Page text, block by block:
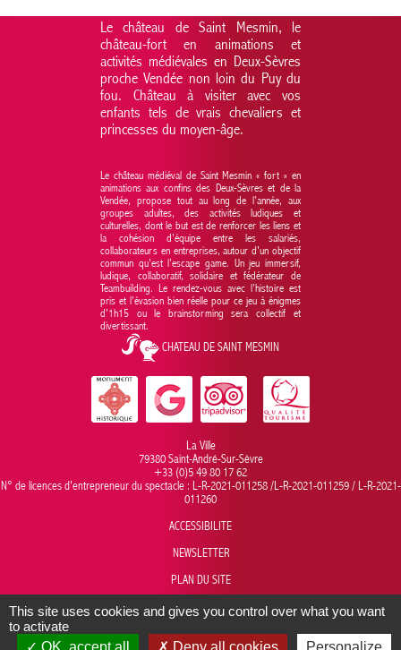
Le château de Saint Mesmin, le
château-fort en animations et
activités médiévales en Deux-Sèvres
proche Vendée non loin du Puy du
fou. Château à visiter avec vos
enfants tels de vrais chevaliers et
princesses du moyen-âge.
Le château médiéval de Saint Mesmin « fort » en
animations aux confins des Deux-Sèvres et de la
Vendée, propose tout au long de l’année, aux
groupes adultes, des activités ludiques et
culturelles, dont le but est de renforcer les liens et
la cohésion d’équipe entre les salariés,
collaborateurs en entreprises, autour d'un objectif
commun qu’est l’escape game. Un jeu immersif,
ludique, collaboratif, solidaire et fédérateur de
Teambuilding. Le rendez-vous avec l’histoire est
pris et l’évasion bien réelle pour ce jeu à énigmes
d’1h15 ou le brainstorming sera collectif et
divertissant.
CHATEAU DE SAINT MESMIN
La Ville
79380 Saint-André-Sur-Sèvre
+33 (0)5 49 80 17 62
N° de licences d'entrepreneur du spectacle : L-R-2021-011258 /L-R-2021-011259 / L-R-2021-
011260
ACCESSIBILITE
NEWSLETTER
PLAN DU SITE
MENTIONS LEGALES
This site uses cookies and gives you control over what you want
to activate
OK, accept all
Deny all cookies Personalize